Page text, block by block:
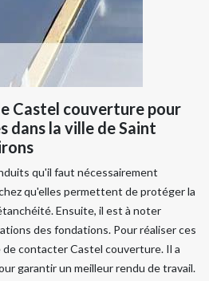
Castel couverture pour
dans la ville de Saint
qu'il faut nécessairement
qu'elles permettent de protéger la
Ensuite, il est à noter
des fondations. Pour réaliser ces
contacter Castel couverture. Il a
garantir un meilleur rendu de travail.